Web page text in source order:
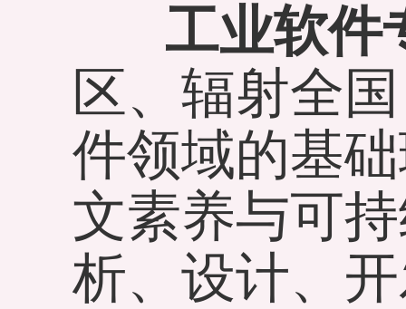
工业软件
区、辐射全
件领域的基
文素养与可
析、设计、